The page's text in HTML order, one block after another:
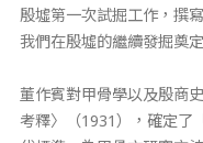
殷墟第一次試掘工作，撰
我們在殷墟的繼續發掘奠
董作賓對甲骨學以及殷商
考釋〉（1931），確定了